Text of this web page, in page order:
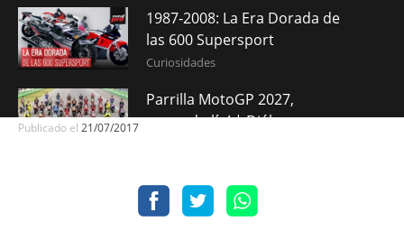
1987-2008: La Era Dorada de
las 600 Supersport
Curiosidades
Parrilla MotoGP 2027,
¡menudo lío! | Diálogos
Técnica: la suspensión BMW
Telelever… ¿qué es y cómo
Publicado el 21/07/2017